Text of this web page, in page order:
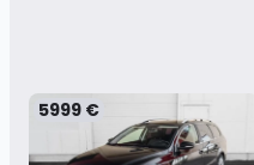
5999 €